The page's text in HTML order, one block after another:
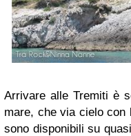
Arrivare alle Tremiti è
mare, che via cielo con
sono disponibili su